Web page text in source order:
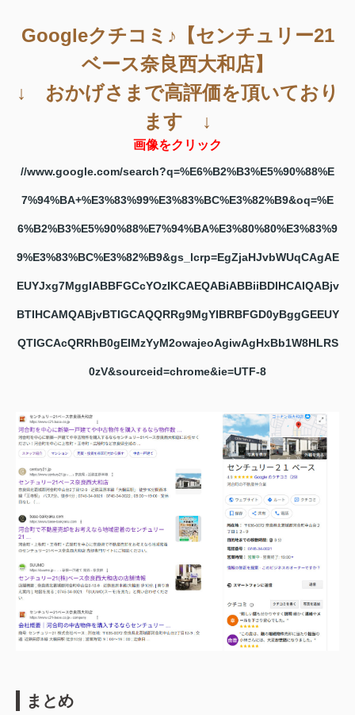
Googleクチコミ♪【センチュリー21
ベース奈良西大和店】
↓ おかげさまで高評価を頂いており
ます ↓
画像をクリック
//www.google.com/search?q=%E6%B2%B3%E5%90%88%E
7%94%BA+%E3%83%99%E3%83%BC%E3%82%B9&oq=%E
6%B2%B3%E5%90%88%E7%94%BA%E3%80%80%E3%83%9
9%E3%83%BC%E3%82%B9&gs_lcrp=EgZjaHJvbWUqCAgAE
EUYJxg7MggIABBFGCcYOzIKCAEQABiABBiiBDIHCAIQABjv
BTIHCAMQABjvBTIGCAQQRRg9MgYIBRBFGD0yBggGEEUY
QTIGCAcQRRhB0gEIMzYyM2owajeoAgiwAgHxBb1W8HLRS
0zV&sourceid=chrome&ie=UTF-8
まとめ